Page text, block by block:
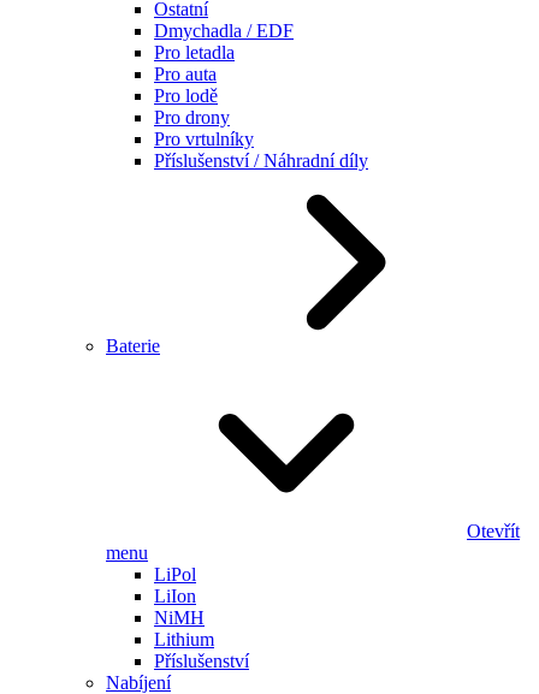
Ostatní
Dmychadla / EDF
Pro letadla
Pro auta
Pro lodě
Pro drony
Pro vrtulníky
Příslušenství / Náhradní díly
Baterie
Otevřít
menu
LiPol
LiIon
NiMH
Lithium
Příslušenství
Nabíjení